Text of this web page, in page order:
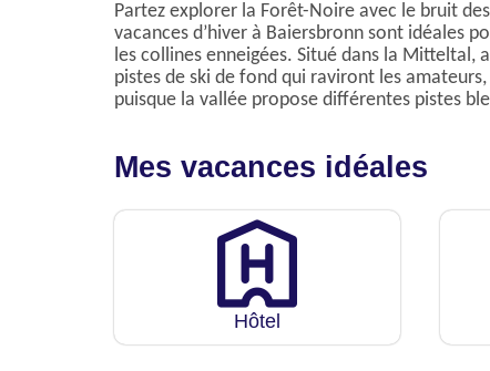
Partez explorer la Forêt-Noire avec le bruit
vacances d’hiver à Baiersbronn sont idéales
les collines enneigées. Situé dans la Mitteltal,
pistes de ski de fond qui raviront les
puisque la vallée propose différentes pistes
Mes vacances idéales
Hôtel